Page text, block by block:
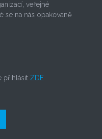
veřejné
se na nás opakovaně
přihlásit ZDE